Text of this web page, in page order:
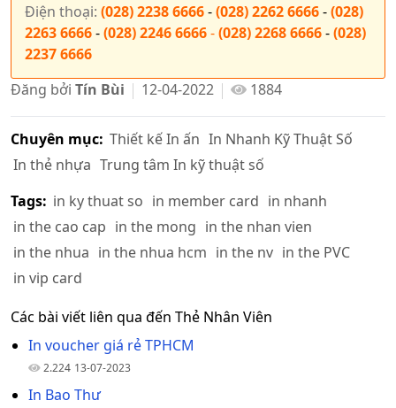
Điện thoại: (028) 2238 6666-(028) 2262 6666-(028)
2263 6666-(028) 2246 6666-(028) 2268 6666-(028)
2237 6666
Đăng bởi Tín Bùi 12-04-2022 1884
Chuyên mục: Thiết kế In ấn In Nhanh Kỹ Thuật Số
In thẻ nhựa Trung tâm In kỹ thuật số
Tags: in ky thuat so in member card in nhanh
in the cao cap in the mong in the nhan vien
in the nhua in the nhua hcm in the nv in the PVC
in vip card
Các bài viết liên qua đến Thẻ Nhân Viên
In voucher giá rẻ TPHCM
2.224 13-07-2023
In Bao Thư